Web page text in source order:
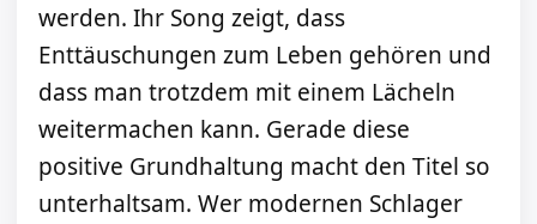
werden. Ihr Song zeigt, dass
Enttäuschungen zum Leben gehören und
dass man trotzdem mit einem Lächeln
weitermachen kann. Gerade diese
positive Grundhaltung macht den Titel so
unterhaltsam. Wer modernen Schlager